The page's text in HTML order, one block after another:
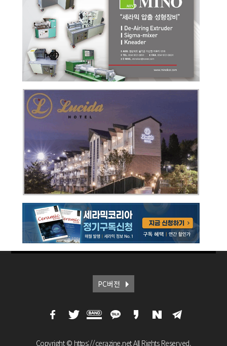
PC버전
Copyright © https://cerazine.net All Rights Reserved.